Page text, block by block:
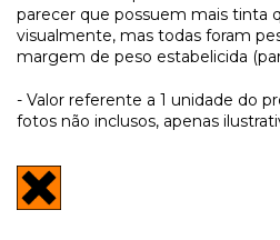
parecer que possuem mais tinta
visualmente, mas todas foram
margem de peso estabelicida
- Valor referente a 1 unidade do
fotos não inclusos, apenas